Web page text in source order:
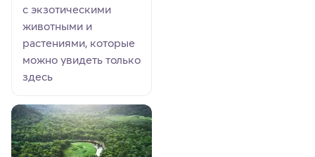
с экзотическими
животными и
растениями, которые
можно увидеть только
здесь